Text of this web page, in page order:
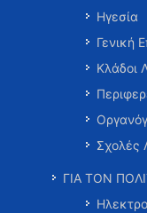
Ηγεσία
Γενική
Κλάδοι
Σχολές
ΓΙΑ ΤΟΝ